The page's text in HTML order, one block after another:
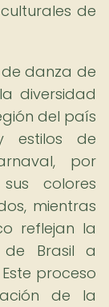
de
danza de
diversidad
del país
estilos de
por
colores
mientras
reflejan la
Brasil a
proceso
de la